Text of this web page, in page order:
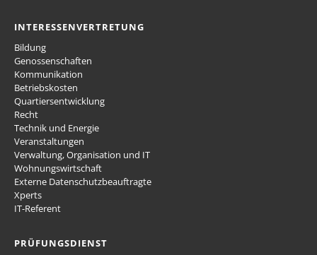
INTERESSENVERTRETUNG
Bildung
Genossenschaften
Kommunikation
Betriebskosten
Quartiersentwicklung
Recht
Technik und Energie
Veranstaltungen
Verwaltung, Organisation und IT
Wohnungswirtschaft
Externe Datenschutzbeauftragte
Xperts
IT-Referent
PRÜFUNGSDIENST